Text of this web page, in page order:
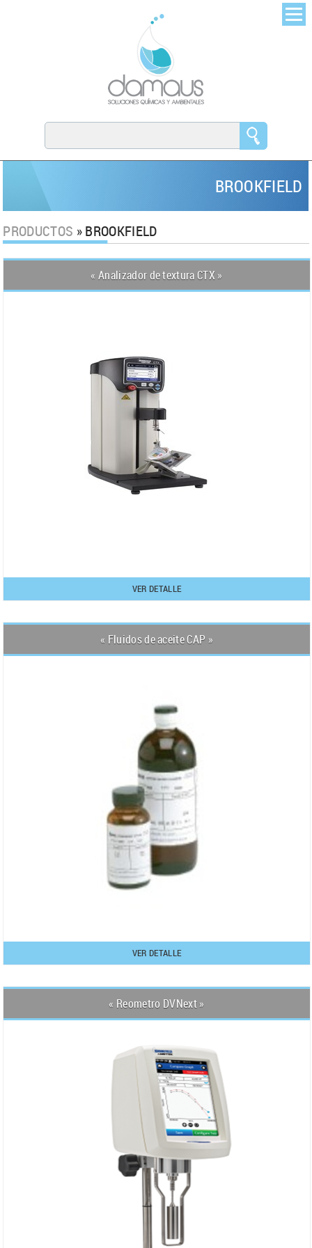
BROOKFIELD
PRODUCTOS » BROOKFIELD
« Analizador de textura CTX »
VER DETALLE
« Fluidos de aceite CAP »
VER DETALLE
« Reometro DVNext »